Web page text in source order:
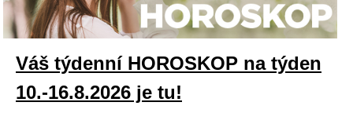
Váš týdenní HOROSKOP na týden
10.-16.8.2026 je tu!